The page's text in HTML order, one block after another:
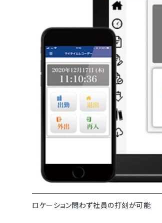
ロケーション問わず社員の打刻が可能